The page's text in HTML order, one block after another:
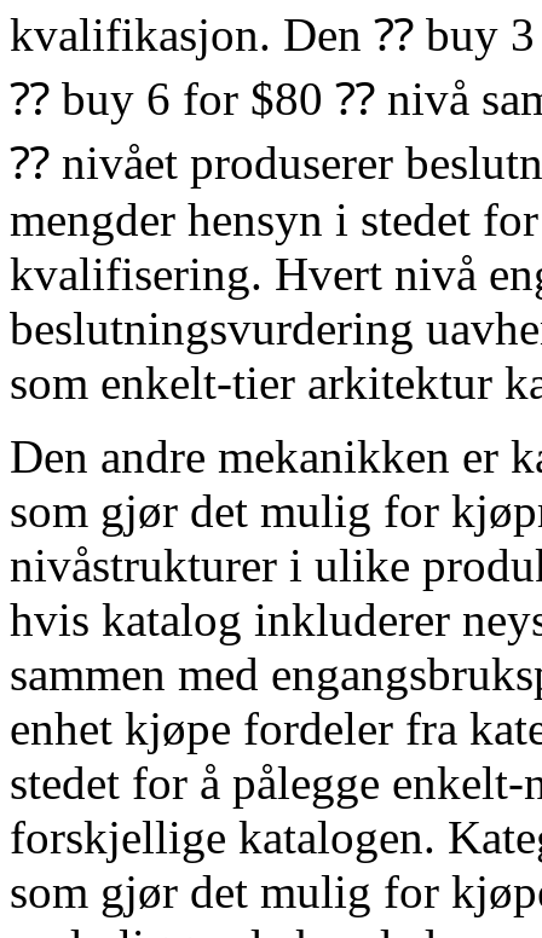
kvalifikasjon. Den ⁇ buy 3
⁇ buy 6 for $80 ⁇ nivå
⁇ nivået produserer
mengder hensyn i stedet
kvalifisering. Hvert nivå
beslutningsvurdering
som enkelt-tier arkitektur
Den andre mekanikken er
som gjør det mulig for
nivåstrukturer i ulike
hvis katalog inkluderer
sammen med
enhet kjøpe fordeler fra
stedet for å pålegge
forskjellige katalogen.
som gjør det mulig for